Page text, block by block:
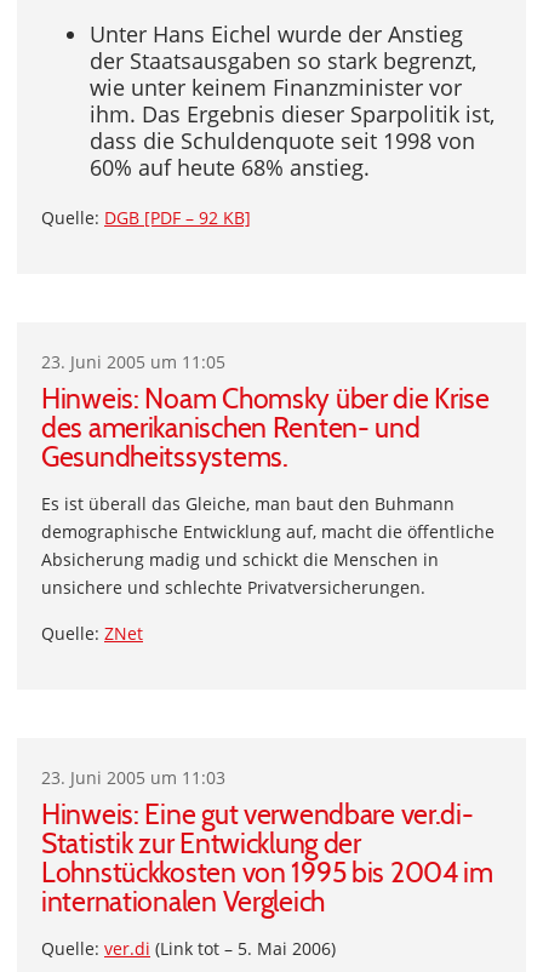
Unter Hans Eichel wurde der Anstieg
der Staatsausgaben so stark begrenzt,
wie unter keinem Finanzminister vor
ihm. Das Ergebnis dieser Sparpolitik ist,
dass die Schuldenquote seit 1998 von
60% auf heute 68% anstieg.
Quelle: DGB [PDF – 92 KB]
23. Juni 2005 um 11:05
Hinweis: Noam Chomsky über die Krise
des amerikanischen Renten- und
Gesundheitssystems.
Es ist überall das Gleiche, man baut den Buhmann
demographische Entwicklung auf, macht die öffentliche
Absicherung madig und schickt die Menschen in
unsichere und schlechte Privatversicherungen.
Quelle: ZNet
23. Juni 2005 um 11:03
Hinweis: Eine gut verwendbare ver.di-
Statistik zur Entwicklung der
Lohnstückkosten von 1995 bis 2004 im
internationalen Vergleich
Quelle: ver.di (Link tot – 5. Mai 2006)